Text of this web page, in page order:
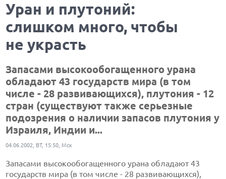
Уран и плутоний:
слишком много, чтобы
не украсть
Запасами высокообогащенного урана
обладают 43 государств мира (в том
числе - 28 развивающихся), плутония - 12
стран (существуют также серьезные
подозрения о наличии запасов плутония у
Израиля, Индии и...
04.06.2002, ВТ, 15:50, Мск
Запасами высокообогащенного урана обладают 43
государств мира (в том числе - 28 развивающихся),